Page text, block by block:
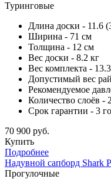
Туринговые
Длина доски - 11.6
Ширина - 71 см
Толщина - 12 см
Вес доски - 8.2 кг
Вес комплекта -
Допустимый вес
Рекомендуемое
Количество слоёв - 2
Срок гарантии - 3
70 900 руб.
Купить
Подробнее
Надувной сапборд Shark
Прогулочные